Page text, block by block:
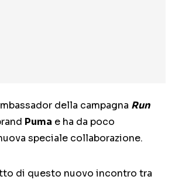
della campagna Run
Puma e ha da poco
speciale collaborazione.
di questo nuovo incontro tra